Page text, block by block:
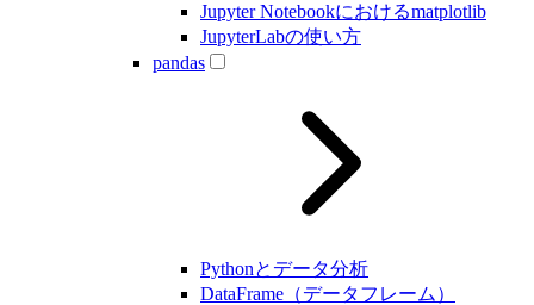
Jupyter Notebookにおけるmatplotlib
JupyterLabの使い方
pandas
Pythonとデータ分析
DataFrame（データフレーム）